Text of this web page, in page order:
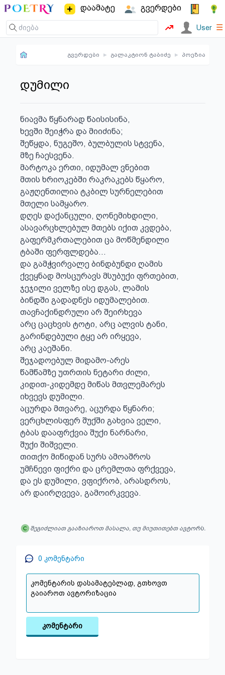
დაამატე გვერდები
User ☰
გვერდები ▸ გალაკტიონ ტაბიძე ▸ პოეზია
დუმილი
ნიავმა წყნარად წაისისინა,
ხევში შეიჭრა და მიიძინა;
შეწყდა, ნუგეშო, ბულბულის სტვენა,
მზე ჩაესვენა.
მარტოკა ერთი, იდუმალ ვნებით
მთის ხრიოკებში რაკრაკებს წყარო,
გაჟღენთილია ტკბილ სურნელებით
მთელი სამყარო.
დღეს დაქანცული, ღონემიხდილი,
ასავარცხლებულ მთებს იქით კვდება,
გაფერმკრთალებით ცა მოწმენდილი
ტბაში ფერფლდება...
და გამჭვირვალე ბინდბუნდი ღამის
ქვეყნად მოსცურავს მსუბუქი ფრთებით,
ჯეჯილი ველზე ისე დგას, ლამის
ბინდში გადადნეს იდუმალებით.
თავჩაქინდრული არ შეირხევა
არც ცაცხვის ტოტი, არც ალვის ტანი,
გარინდებული ტყე არ ირყევა,
არც კაეშანი.
შეჯადოებულ მიდამო-არეს
წამწამზე უთრთის ნეტარი ძილი,
კიდით-კიდემდე მიწას მთვლემარეს
იხვევს დუმილი.
აცურდა მთვარე, აცურდა წყნარი;
ვერცხლისფერ შუქში გახვია ველი,
ტბას დააფრქვია შუქი ნარნარი,
შუქი შიშველი.
თითქო მიწიდან სურს ამოაშროს
უმჩნევი ფიქრი და ცრემლთა ფრქვევა,
და ეს დუმილი, ვფიქრობ, არასდროს,
არ დაირღვევა, გამოირკვევა.
შეგიძლიათ გააზიაროთ მასალა, თუ მიუთითებთ ავტორს.
0 კომენტარი
კომენტარი